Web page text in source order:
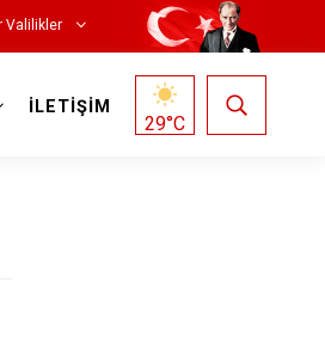
Valilikler
İLETİŞİM
29°C